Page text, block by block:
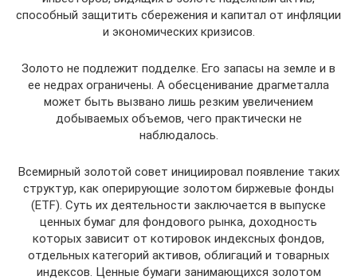
способный защитить сбережения и капитал от инфляции
и экономических кризисов.
Золото не подлежит подделке. Его запасы на земле и в
ее недрах ограничены. А обесценивание драгметалла
может быть вызвано лишь резким увеличением
добываемых объемов, чего практически не
наблюдалось.
Всемирный золотой совет инициировал появление таких
структур, как оперирующие золотом биржевые фонды
(ETF). Суть их деятельности заключается в выпуске
ценных бумаг для фондового рынка, доходность
которых зависит от котировок индексных фондов,
отдельных категорий активов, облигаций и товарных
индексов. Ценные бумаги занимающихся золотом